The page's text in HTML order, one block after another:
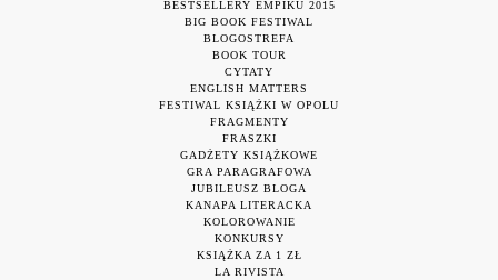
BESTSELLERY EMPIKU 2015
BIG BOOK FESTIWAL
BLOGOSTREFA
BOOK TOUR
CYTATY
ENGLISH MATTERS
FESTIWAL KSIĄŻKI W OPOLU
FRAGMENTY
FRASZKI
GADŻETY KSIĄŻKOWE
GRA PARAGRAFOWA
JUBILEUSZ BLOGA
KANAPA LITERACKA
KOLOROWANIE
KONKURSY
KSIĄŻKA ZA 1 ZŁ
LA RIVISTA